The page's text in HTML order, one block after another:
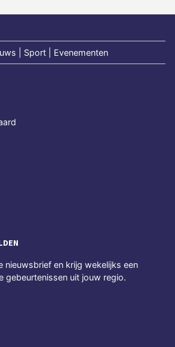
| Sport | Evenementen
nieuwsbrief en krijg wekelijks een
gebeurtenissen uit jouw regio.